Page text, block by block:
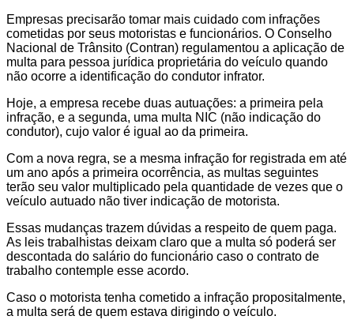
Empresas precisarão tomar mais cuidado com infrações
cometidas por seus motoristas e funcionários. O Conselho
Nacional de Trânsito (Contran) regulamentou a aplicação de
multa para pessoa jurídica proprietária do veículo quando
não ocorre a identificação do condutor infrator.
Hoje, a empresa recebe duas autuações: a primeira pela
infração, e a segunda, uma multa NIC (não indicação do
condutor), cujo valor é igual ao da primeira.
Com a nova regra, se a mesma infração for registrada em até
um ano após a primeira ocorrência, as multas seguintes
terão seu valor multiplicado pela quantidade de vezes que o
veículo autuado não tiver indicação de motorista.
Essas mudanças trazem dúvidas a respeito de quem paga.
As leis trabalhistas deixam claro que a multa só poderá ser
descontada do salário do funcionário caso o contrato de
trabalho contemple esse acordo.
Caso o motorista tenha cometido a infração propositalmente,
a multa será de quem estava dirigindo o veículo.